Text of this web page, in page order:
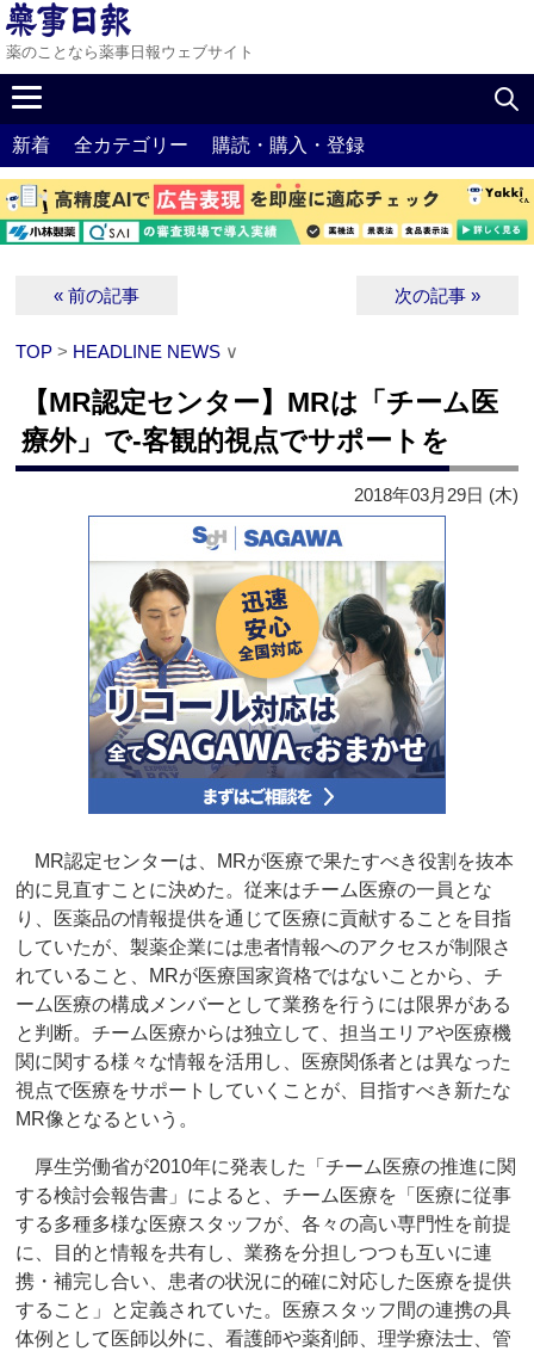
薬のことなら薬事日報ウェブサイト
新着 全カテゴリー 購読・購入・登録
« 前の記事 次の記事 »
TOP > HEADLINE NEWS ∨
【MR認定センター】MRは「チーム医
療外」で‐客観的視点でサポートを
2018年03月29日 (木)
MR認定センターは、MRが医療で果たすべき役割を抜本
的に見直すことに決めた。従来はチーム医療の一員とな
り、医薬品の情報提供を通じて医療に貢献することを目指
していたが、製薬企業には患者情報へのアクセスが制限さ
れていること、MRが医療国家資格ではないことから、チ
ーム医療の構成メンバーとして業務を行うには限界がある
と判断。チーム医療からは独立して、担当エリアや医療機
関に関する様々な情報を活用し、医療関係者とは異なった
視点で医療をサポートしていくことが、目指すべき新たな
MR像となるという。
厚生労働省が2010年に発表した「チーム医療の推進に関
する検討会報告書」によると、チーム医療を「医療に従事
する多種多様な医療スタッフが、各々の高い専門性を前提
に、目的と情報を共有し、業務を分担しつつも互いに連
携・補完し合い、患者の状況に的確に対応した医療を提供
すること」と定義されていた。医療スタッフ間の連携の具
体例として医師以外に、看護師や薬剤師、理学療法士、管